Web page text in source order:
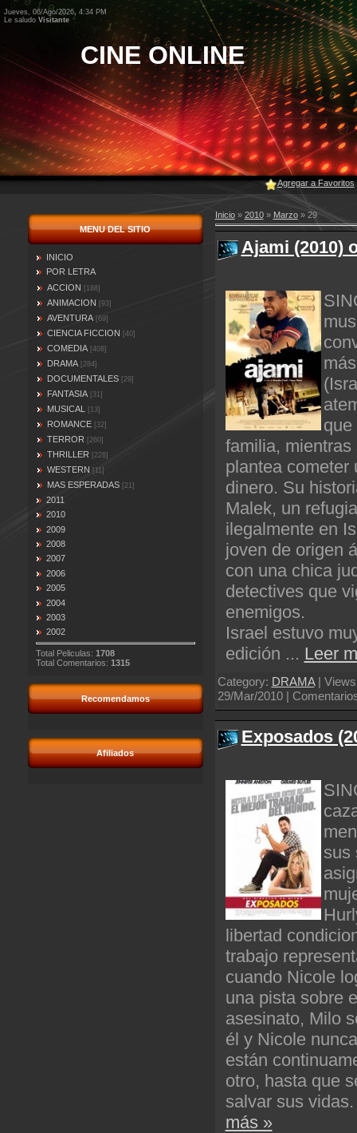
Jueves, 06/Ago/2026, 4:34 PM
Le saludo Visitante
CINE ONLINE
Agregar a Favoritos
MENU DEL SITIO
INICIO
POR LETRA
ACCION
[188]
ANIMACION [93]
AVENTURA [69]
CIENCIA FICCION [40]
COMEDIA [408]
DRAMA [284]
DOCUMENTALES [29]
FANTASIA [31]
MUSICAL [13]
ROMANCE [32]
TERROR [260]
THRILLER [228]
WESTERN [11]
MAS ESPERADAS [21]
2011
2010
2009
2008
2007
2006
2005
2004
2003
2002
Total Peliculas: 1708
Total Comentarios: 1315
Recomendamos
Afiliados
Inicio» 2010 » Marzo » 29
Ajami (2010)
que
familia,
plantea cometer
dinero. Su
Malek, un
ilegalmente en
joven de origen
con una chica
detectives que
enemigos.
Israel estuvo
edición ... Leer
Category: DRAMA|
29/Mar/2010|
Exposados
sus
libertad
trabajo
cuando Nicole
una pista sobre
asesinato, Milo
él y Nicole
están
otro, hasta que
salvar sus
más »